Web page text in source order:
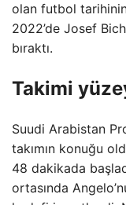
olan futbol
2022’de Josef
bıraktı.
Takimi
Suudi Arabistan
takımın konuğu
48 dakikada
ortasında